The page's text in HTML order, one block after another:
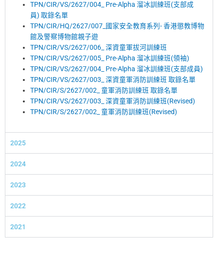
TPN/CIR/VS/2627/004_ Pre-Alpha 溜冰訓練班(支部成
員) 取錄名單
TPN/CIR/HQ/2627/007_國家安全教育系列- 香港懲教博物
館及警察博物館親子遊
TPN/CIR/VS/2627/006_ 深資童軍拔河訓練班
TPN/CIR/VS/2627/005_ Pre-Alpha 溜冰訓練班(領袖)
TPN/CIR/VS/2627/004_ Pre-Alpha 溜冰訓練班(支部成員)
TPN/CIR/VS/2627/003_ 深資童軍消防訓練班 取錄名單
TPN/CIR/S/2627/002_ 童軍消防訓練班 取錄名單
TPN/CIR/VS/2627/003_ 深資童軍消防訓練班(Revised)
TPN/CIR/S/2627/002_ 童軍消防訓練班(Revised)
2025
2024
2023
2022
2021